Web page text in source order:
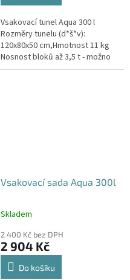
Vsakovací tunel Aqua 300 l
Rozměry tunelu (d*š*v):
120x80x50 cm,Hmotnost 11 kg
Nosnost bloků až 3,5 t - možno
umístit pod parkovací stání do
Vsakovací sada Aqua 300l
Průměrné
produktu
je
5,0
Skladem
2 400 Kč bez DPH
2 904 Kč
Do košíku